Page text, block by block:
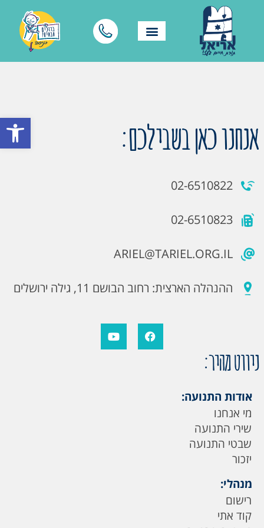
פתח אנחנו כאן בשבילכם:
02-6510822
02-6510823
ARIEL@TARIEL.ORG.IL
ההנהלה הארצית: רחוב הבושם 11, גילה ירושלים
ניווט מהיר:
אודות התנועה:
מי אנחנו
שירי התנועה
שבטי התנועה
יזכור
מנהלי:
רישום
קוד אתי